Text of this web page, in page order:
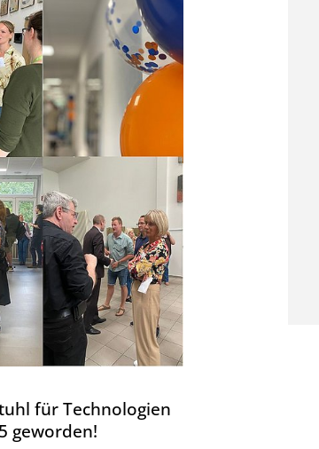
für Technologien
geworden!